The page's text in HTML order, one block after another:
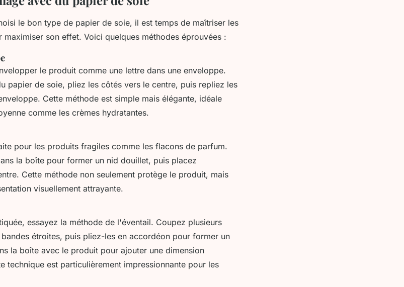
le bon type de papier de soie, il est temps de maîtriser les
son effet. Voici quelques méthodes éprouvées :
le produit comme une lettre dans une enveloppe.
papier de soie, pliez les côtés vers le centre, puis repliez les
Cette méthode est simple mais élégante, idéale
comme les crèmes hydratantes.
pour les produits fragiles comme les flacons de parfum.
la boîte pour former un nid douillet, puis placez
Cette méthode non seulement protège le produit, mais
visuellement attrayante.
essayez la méthode de l'éventail. Coupez plusieurs
étroites, puis pliez-les en accordéon pour former un
la boîte avec le produit pour ajouter une dimension
technique est particulièrement impressionnante pour les